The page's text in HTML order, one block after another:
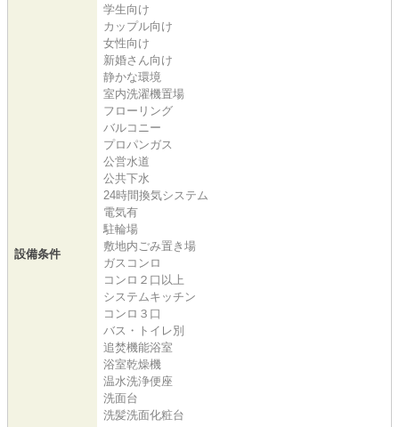
設備条件
学生向け
カップル向け
女性向け
新婚さん向け
静かな環境
室内洗濯機置場
フローリング
バルコニー
プロパンガス
公営水道
公共下水
24時間換気システム
電気有
駐輪場
敷地内ごみ置き場
ガスコンロ
コンロ２口以上
システムキッチン
コンロ３口
バス・トイレ別
追焚機能浴室
浴室乾燥機
温水洗浄便座
洗面台
洗髪洗面化粧台